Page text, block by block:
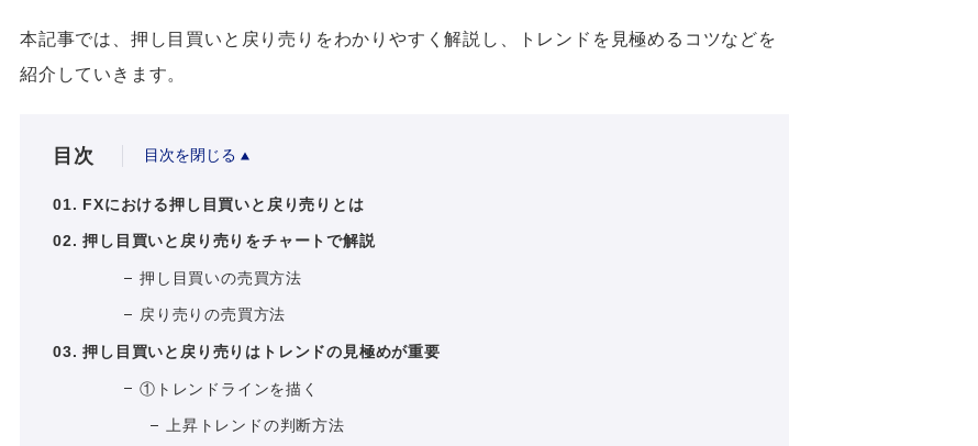
本記事では、押し目買いと戻り売りをわかりやすく解説し、トレンドを見極めるコツなどを
紹介していきます。
目次 目次を閉じる
FXにおける押し目買いと戻り売りとは
押し目買いと戻り売りをチャートで解説
押し目買いの売買方法
戻り売りの売買方法
押し目買いと戻り売りはトレンドの見極めが重要
①トレンドラインを描く
上昇トレンドの判断方法